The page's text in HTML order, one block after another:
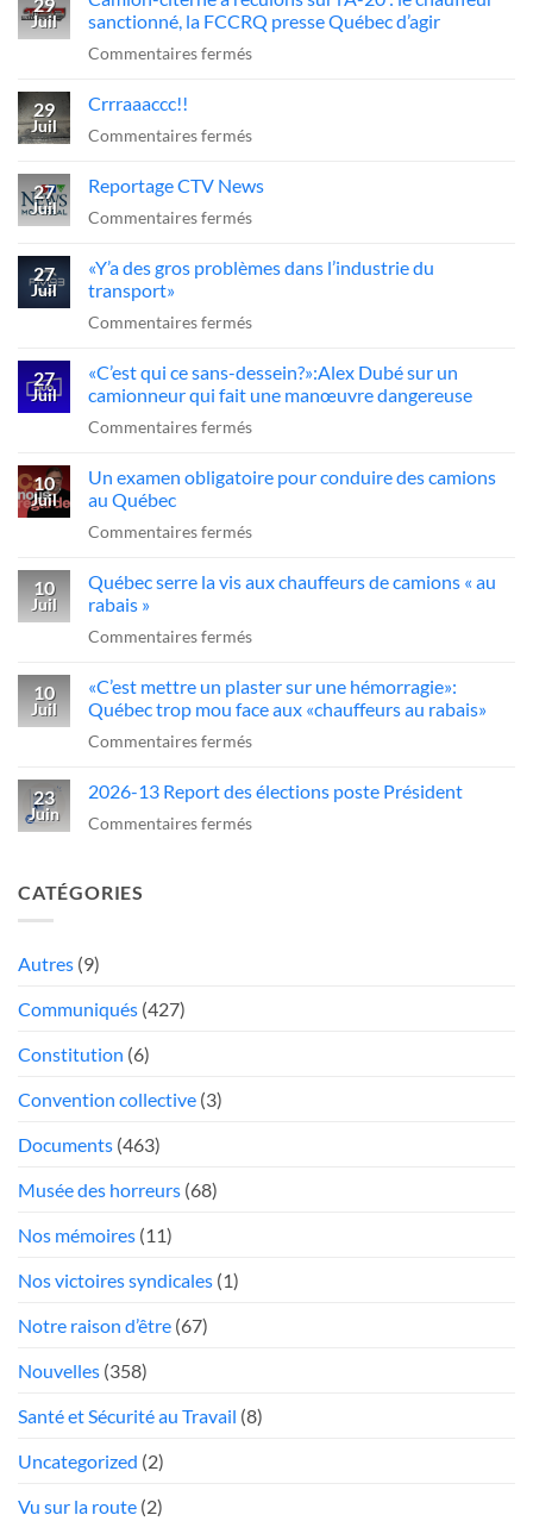
fer
=
??
Juil
sanctionné, la FCCRQ presse Québec d’agir
Commentaires ferméssur
à
sur
l’A-
:
chauffeur
la
FCCRQ
presse
d’agir
29
Juil
Crrraaaccc!!
Commentaires ferméssur
27
Juil
Reportage CTV News
Commentaires ferméssur
CTV
27
Juil
«Y’a des gros problèmes dans l’industrie du
transport»
Commentaires ferméssur
des
gros
problèmes
l’industrie
transport»
27
Juil
«C’est qui ce sans-dessein?»:Alex Dubé sur un
camionneur qui fait une manœuvre dangereuse
Commentaires ferméssur
qui
sans-
Dubé
un
qui
manœuvre
dangereuse
10
Juil
Un examen obligatoire pour conduire des camions
au Québec
Commentaires ferméssur
examen
pour
des
camions
au
10
Juil
Québec serre la vis aux chauffeurs de camions « au
rabais »
Commentaires ferméssur
serre
la
vis
chauffeurs
de
10
Juil
«C’est mettre un plaster sur une hémorragie»:
Québec trop mou face aux «chauffeurs au rabais»
Commentaires ferméssur
mettre
un
23
Juin
2026-13 Report des élections poste Président
Commentaires ferméssur
CATÉGORIES
Autres (9)
Communiqués (427)
Constitution (6)
Convention collective (3)
Documents (463)
Musée des horreurs (68)
Nos mémoires (11)
Nos victoires syndicales (1)
Notre raison d’être (67)
Nouvelles (358)
Santé et Sécurité au Travail (8)
Uncategorized (2)
Vu sur la route (2)